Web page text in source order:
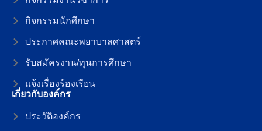
กิจกรรมนักศึกษา
ประกาศคณะพยาบาลศาสตร์
รับสมัครงาน/ทุนการศึกษา
แจ้งเรื่องร้องเรียน
เกี่ยวกับองค์กร
ประวัติองค์กร